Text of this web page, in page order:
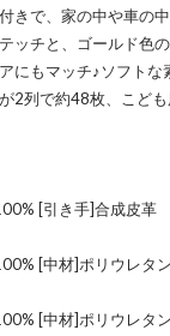
きで、家の中や車の
ッチと、ゴールド色
にもマッチ♪ソフトな
2列で約48枚、こど
[引き手]合成皮革
[中材]ポリウレタン
[中材]ポリウレタ